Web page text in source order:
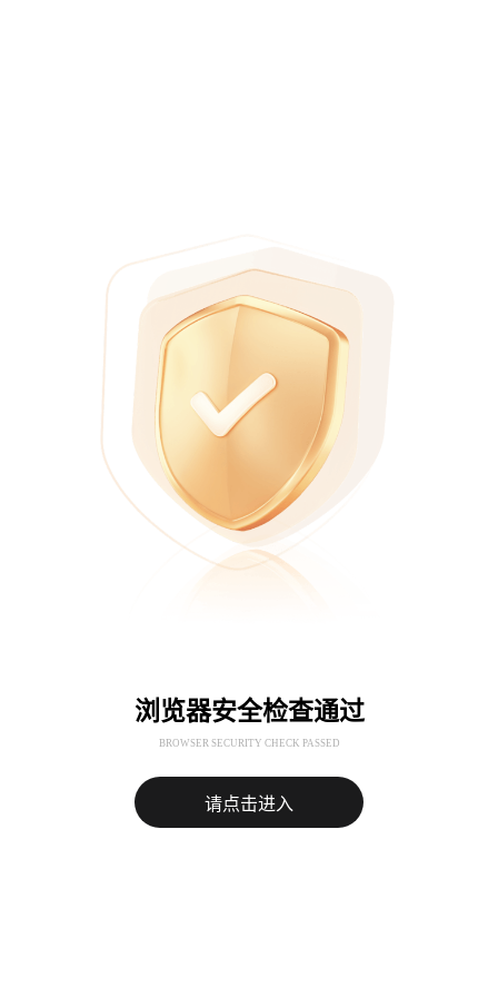
浏览器安全检查通过
BROWSER SECURITY CHECK PASSED
请点击进入